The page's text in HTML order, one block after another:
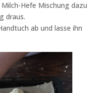
Hefe Mischung dazu
draus.
ab und lasse ihn